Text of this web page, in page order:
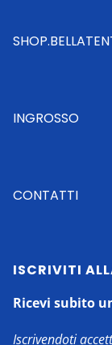
INGROSSO
CONTATTI
ISCRIVITI
Ricevi subito
Iscrivendoti